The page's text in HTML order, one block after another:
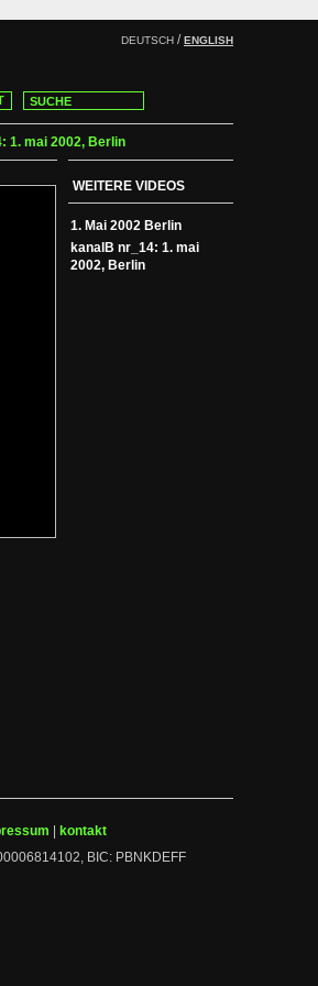
DEUTSCH /ENGLISH
1. mai 2002, Berlin
WEITERE VIDEOS
1. Mai 2002 Berlin
kanalB nr_14: 1. mai
2002, Berlin
kontakt
BIC: PBNKDEFF